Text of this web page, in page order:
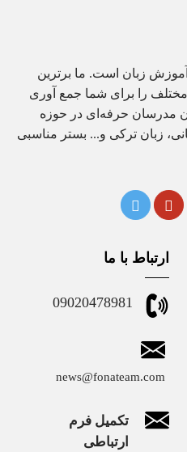
آموزش زبان است. ما برترین
را برای شما جمع آوری
مدرسان حرفه‌ای در حوزه
زبان ترکی و... بستر مناسبی
ارتباط با ما
09020478981
news@fonateam.com
تکمیل فرم
ارتباطی